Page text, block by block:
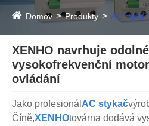
Domov Produkty AC stykač
XENHO navrhuje
vysokofrekvenční
ovládání
Jako profesionál AC stykač
Číně,XENHOtovárna dodává